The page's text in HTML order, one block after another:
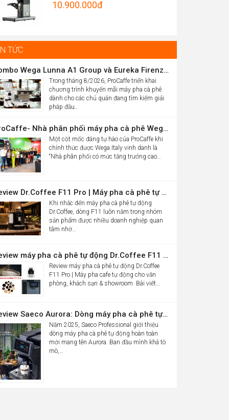
Original
10.900.000đ
TỨC
Combo Wega Lunna A1 Group và Eureka Firenze 75 chỉ 61,9 triệu
Trong tháng 8/2026, ProCaffe triển khai
chương trình khuyến mãi máy pha cà phê
dành cho các chủ quán đang tìm kiếm giải
pháp đầu…
ProCaffe- Nhà phân phối máy pha cà phê Wega có mức tăng trưởng cao nhất thế giới
Một cột mốc đáng tự hào của ProCaffe khi
chính thức được Wega Italy vinh danh là
“Nhà phân phối có mức tăng trưởng cao…
Review Dr.Coffee F11 Pro | Máy pha cà phê tự động cho văn phòng
Khi nhắc đến máy pha cà phê tự động
Dr.Coffee, dòng F11 luôn nằm trong nhóm
sản phẩm được nhiều doanh nghiệp quan
tâm nhờ…
Review máy pha cà phê tự động Dr.Coffee F11 Pro| Máy pha cafe tự động cho văn phòng, khách sạn & showroom
Review máy pha cà phê tự động Dr.Coffee
F11 Pro | Máy pha cafe tự động cho văn
phòng, khách sạn & showroom Bài viết…
Review Saeco Aurora: Dòng máy pha cà phê tự động văn phòng mới của Saeco có gì đáng chú ý?
Năm 2025, Saeco Professional giới thiệu
dòng máy pha cà phê tự động hoàn toàn
mới mang tên Aurora. Ban đầu mình khá tò
mò,…